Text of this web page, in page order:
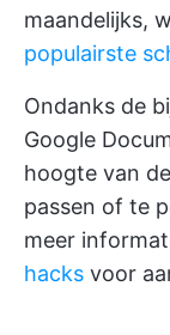
maandelijks,
populairste
Ondanks de
Google
hoogte van
passen of te
meer
hacks voor